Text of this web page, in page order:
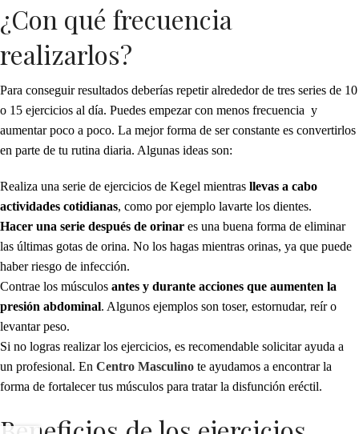
¿Con qué frecuencia
realizarlos?
Para conseguir resultados deberías repetir alrededor de tres series de 10
o 15 ejercicios al día. Puedes empezar con menos frecuencia y
aumentar poco a poco. La mejor forma de ser constante es convertirlos
en parte de tu rutina diaria. Algunas ideas son:
Realiza una serie de ejercicios de Kegel mientras llevas a cabo
actividades cotidianas, como por ejemplo lavarte los dientes.
Hacer una serie después de orinar es una buena forma de eliminar
las últimas gotas de orina. No los hagas mientras orinas, ya que puede
haber riesgo de infección.
Contrae los músculos antes y durante acciones que aumenten la
presión abdominal. Algunos ejemplos son toser, estornudar, reír o
levantar peso.
Si no logras realizar los ejercicios, es recomendable solicitar ayuda a
un profesional. En Centro Masculino te ayudamos a encontrar la
forma de fortalecer tus músculos para tratar la disfunción eréctil.